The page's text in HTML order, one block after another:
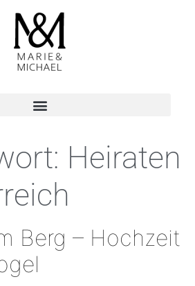
Heiraten
Berg – Hochzeit